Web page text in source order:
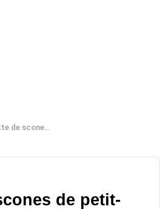
déjeuner au bacon, aux œufs et au cheddar
de petit-